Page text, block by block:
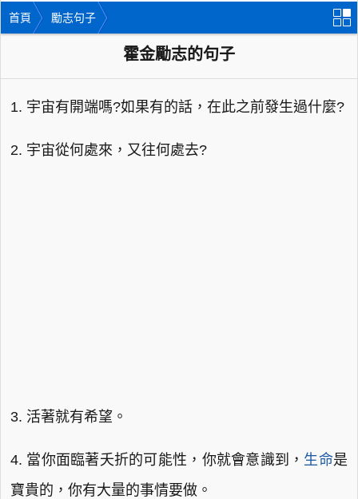
首頁 勵志句子
霍金勵志的句子
1. 宇宙有開端嗎?如果有的話，在此之前發生過什麼?
2. 宇宙從何處來，又往何處去?
3. 活著就有希望。
4. 當你面臨著夭折的可能性，你就會意識到， 生命是
寶貴的，你有大量的事情要做。